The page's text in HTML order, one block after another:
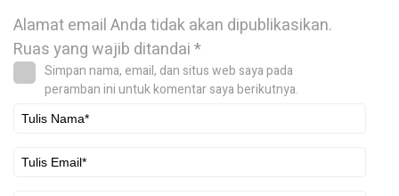
Alamat email Anda tidak akan dipublikasikan.
Ruas yang wajib ditandai*
Simpan nama, email, dan situs web saya pada
peramban ini untuk komentar saya berikutnya.